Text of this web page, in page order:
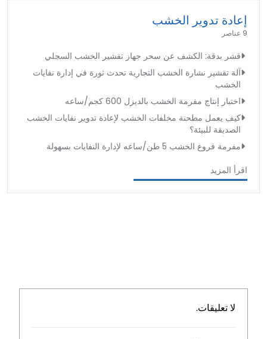
إعادة تدوير الخشب
9 عناصر
قشر بدقة: الكشف عن سحر جهاز تقشير الخشب السجلي
آلة تقشير نشارة الخشب التجارية تحدث ثورة في إدارة نفايات
الخشب
اختبار إنتاج مفرمة الخشب بالديزل 600 كجم/ساعه
كيف يعمل مطحنة مخلفات الخشب لإعادة تدوير نفايات الخشب
الصديقة للبيئة؟
مفرمة فروع الخشب 5 طن/ساعه لإدارة النفايات بسهولة
اقرأ المزيد
لا تعليقات.